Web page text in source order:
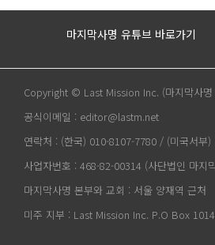
마지막사명 유튜브 바로가기
Copyright © Last Mission Inc. (마지막사명
공식이메일 : editor@lastm.net
연락처 : (한국) 010-8107-7780 / (미국서부
사업자번호 : 468-82-00314 (사단법인 마지
마지막사명 본부와 교회 : 서울 양재역 근처
미주 지부 : Last Mission Inc. P.O Box